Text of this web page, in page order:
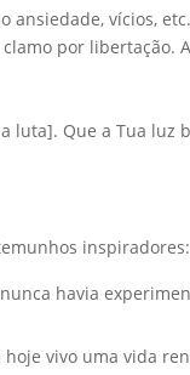
vícios,
por libertação.
luta]. Que a Tua luz
inspiradores:
havia
vivo uma vida